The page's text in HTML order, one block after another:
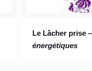
Le Lâcher prise
énergétiques